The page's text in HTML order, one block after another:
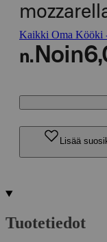
Kaikki Oma Kööki
n. Noin
Lisää
Tuotetiedot